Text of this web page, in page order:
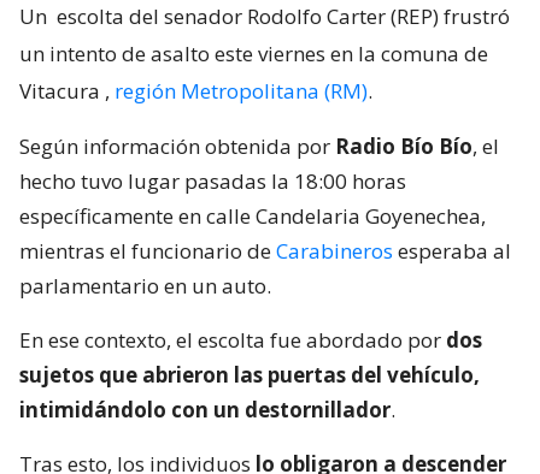
Un escolta del senador Rodolfo Carter (REP) frustró
un intento de asalto este viernes en la comuna de
Vitacura , región Metropolitana (RM).
Según información obtenida por Radio Bío Bío, el
hecho tuvo lugar pasadas la 18:00 horas
específicamente en calle Candelaria Goyenechea,
mientras el funcionario deCarabineros esperaba al
parlamentario en un auto.
En ese contexto, el escolta fue abordado por dos
sujetos que abrieron las puertas del vehículo,
intimidándolo con un destornillador.
Tras esto, los individuos lo obligaron a descender